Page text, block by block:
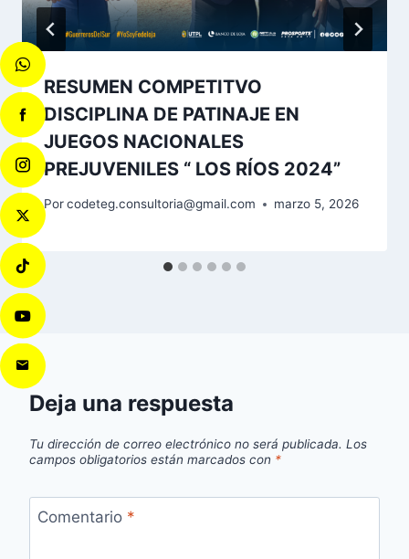
RESUMEN COMPETITVO
DISCIPLINA DE PATINAJE EN
JUEGOS NACIONALES
PREJUVENILES “ LOS RÍOS 2024”
Porcodeteg.consultoria@gmail.com marzo 5, 2026
Deja una respuesta
Tu dirección de correo electrónico no será publicada. Los
campos obligatorios están marcados con *
Comentario *